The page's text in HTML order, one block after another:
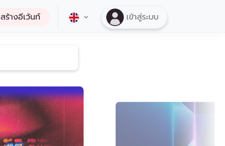
สร้างอีเว้นท์ เข้าสู่ระบบ
ดูทั้งหมด